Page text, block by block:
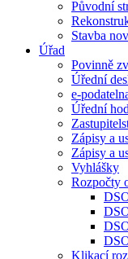
Původní
Stavba
Úřad
Povinně
Úřední
e-
Úřední
Zápisy a
Zápisy a
Vyhlášky
Rozpočty
Klikací